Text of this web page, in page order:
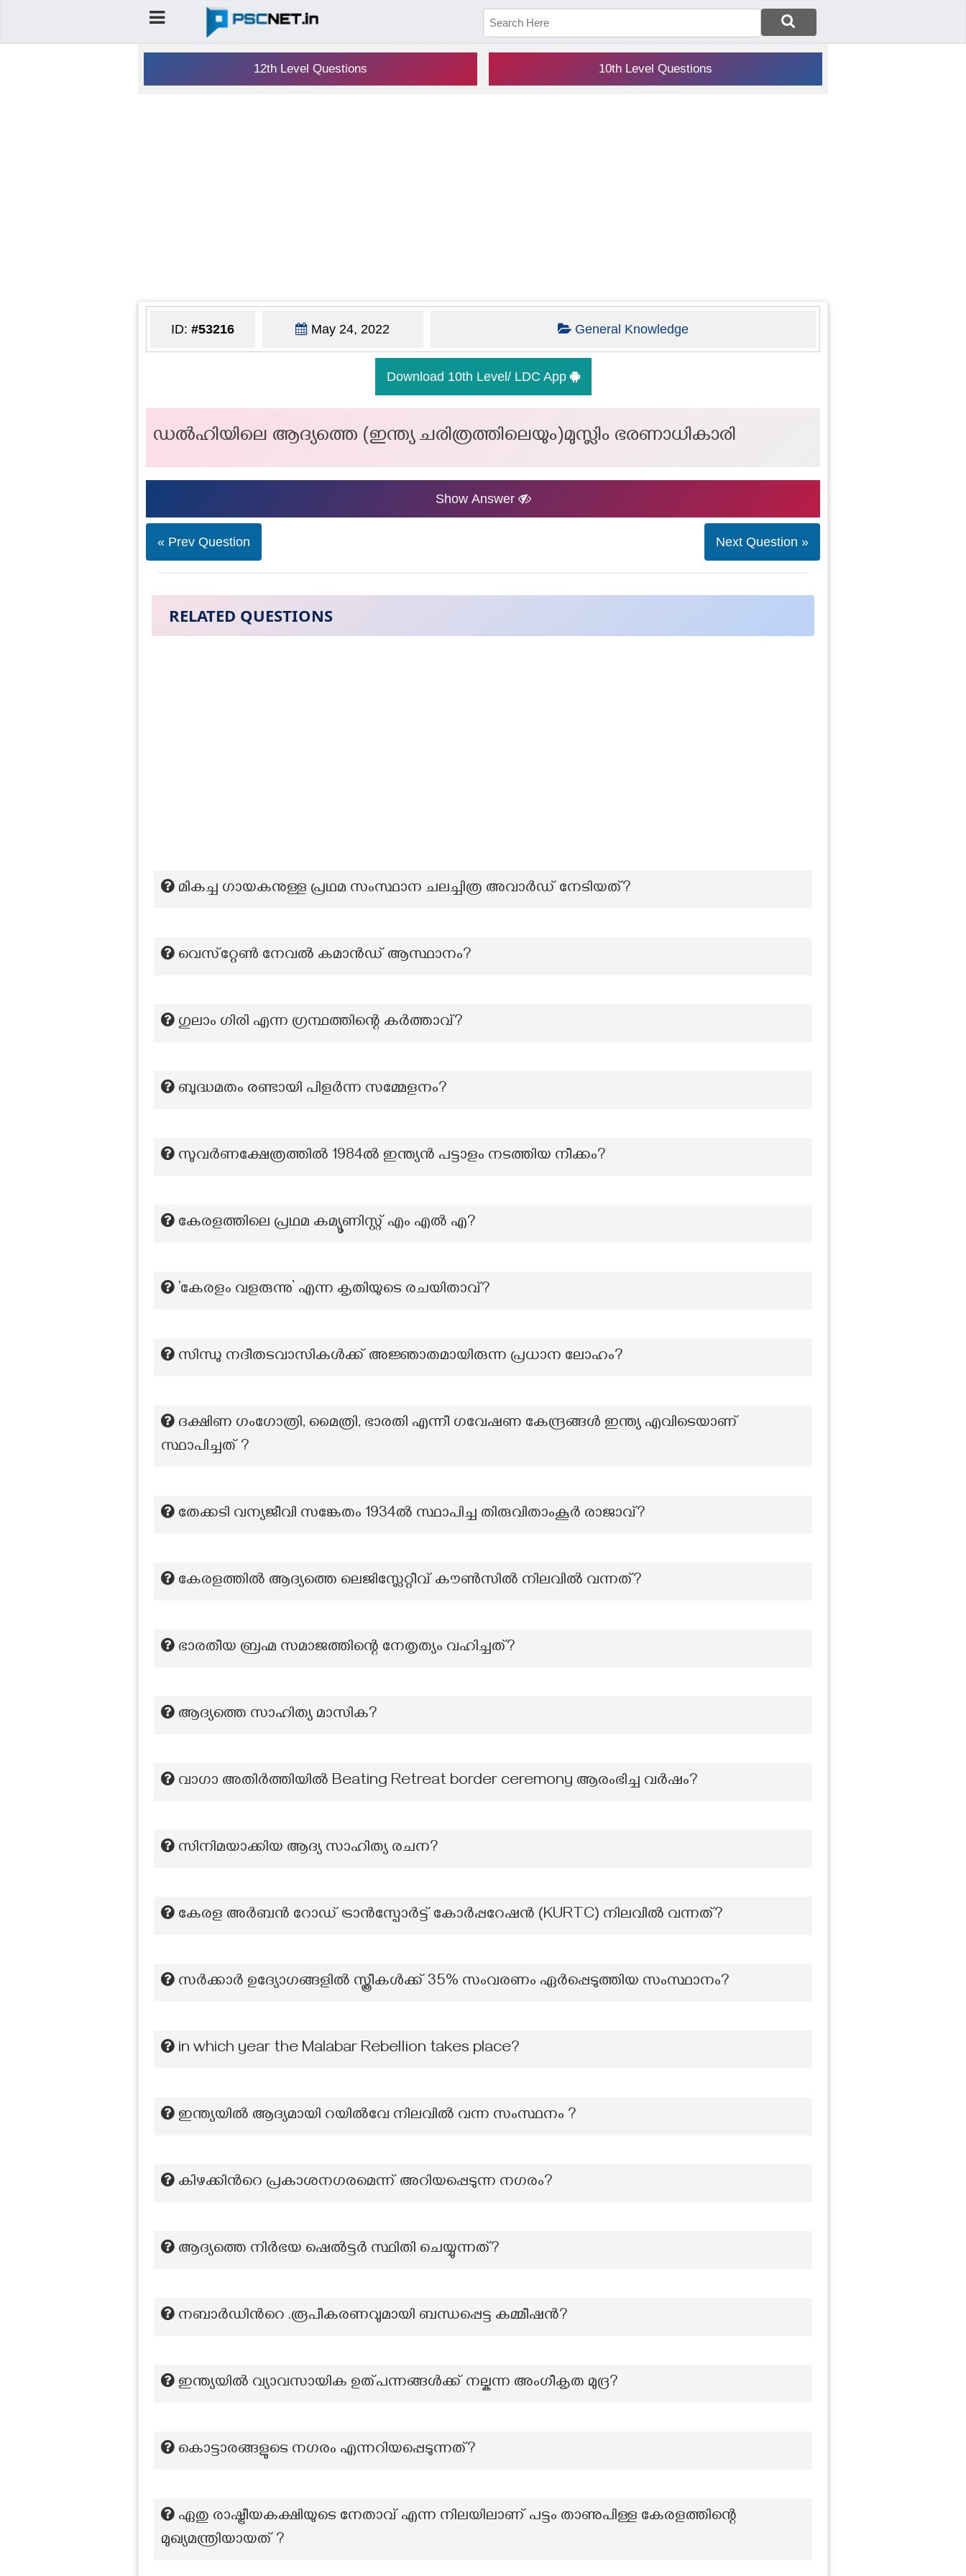
12th Level Questions 10th Level Questions
ID: #53216 May 24, 2022 General Knowledge
Download 10th Level/ LDC App
ഡൽഹിയിലെ ആദ്യത്തെ (ഇന്ത്യ ചരിത്രത്തിലെയും)മുസ്ലിം ഭരണാധികാരി
Show Answer
« Prev Question Next Question »
RELATED QUESTIONS
മികച്ച ഗായകനുള്ള പ്രഥമ സംസ്ഥാന ചലച്ചിത്ര അവാർഡ് നേടിയത്?
വെസ്‌റ്റേൺ നേവൽ കമാൻഡ് ആസ്ഥാനം?
ഗുലാം ഗിരി എന്ന ഗ്രന്ഥത്തിന്റെ കർത്താവ്?
ബുദ്ധമതം രണ്ടായി പിളര്‍ന്ന സമ്മേളനം?
സുവർണക്ഷേത്രത്തിൽ 1984ൽ ഇന്ത്യൻ പട്ടാളം നടത്തിയ നീക്കം?
കേരളത്തിലെ പ്രഥമ കമ്യൂണിസ്റ്റ് എം എൽ എ?
‘കേരളം വളരുന്നു’ എന്ന കൃതിയുടെ രചയിതാവ്?
സിന്ധു നദീതടവാസികൾക്ക് അജ്ഞാതമായിരുന്ന പ്രധാന ലോഹം?
ദക്ഷിണ ഗംഗോത്രി, മൈത്രി, ഭാരതി എന്നീ ഗവേഷണ കേന്ദ്രങ്ങൾ ഇന്ത്യ എവിടെയാണ്
സ്ഥാപിച്ചത് ?
തേക്കടി വന്യജീവി സങ്കേതം 1934ൽ സ്ഥാപിച്ച തിരുവിതാംകൂർ രാജാവ്?
കേരളത്തിൽ ആദ്യത്തെ ലെജിസ്ലേറ്റീവ് കൗൺസിൽ നിലവിൽ വന്നത്?
ഭാരതീയ ബ്രഹ്മ സമാജത്തിന്റെ നേതൃത്യം വഹിച്ചത്?
ആദ്യത്തെ സാഹിത്യ മാസിക?
വാഗാ അതിർത്തിയിൽ Beating Retreat border ceremony ആരംഭിച്ച വർഷം?
സിനിമയാക്കിയ ആദ്യ സാഹിത്യ രചന?
കേരള അർബൻ റോഡ് ട്രാൻസ്പോർട്ട് കോർപ്പറേഷൻ (KURTC) നിലവിൽ വന്നത്?
സർക്കാർ ഉദ്യോഗങ്ങളിൽ സ്ത്രീകൾക്ക് 35% സംവരണം ഏർപ്പെടുത്തിയ സംസ്ഥാനം?
in which year the Malabar Rebellion takes place?
ഇന്ത്യയിൽ ആദ്യമായി റയിൽവേ നിലവിൽ വന്ന സംസ്ഥനം ?
കിഴക്കിന്‍റെ പ്രകാശനഗരമെന്ന് അറിയപ്പെടുന്ന നഗരം?
ആദ്യത്തെ നിർഭയ ഷെൽട്ടർ സ്ഥിതി ചെയ്യുന്നത്?
നബാർഡിന്‍റെ .രൂപീകരണവുമായി ബന്ധപ്പെട്ട കമ്മീഷൻ?
ഇന്ത്യയിൽ വ്യാവസായിക ഉത്പന്നങ്ങൾക്ക് നല്കന്ന അംഗീകൃത മുദ്ര?
കൊട്ടാരങ്ങളുടെ നഗരം എന്നറിയപ്പെടുന്നത്?
ഏതു രാഷ്ട്രീയകക്ഷിയുടെ നേതാവ് എന്ന നിലയിലാണ് പട്ടം താണുപിള്ള കേരളത്തിന്റെ
മുഖ്യമന്ത്രിയായത് ?